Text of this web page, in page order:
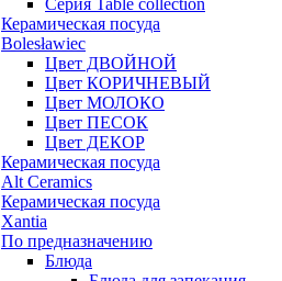
Керамическая посуда
Bolesławiec
Цвет ДВОЙНОЙ
Цвет КОРИЧНЕВЫЙ
Цвет МОЛОКО
Цвет ПЕСОК
Цвет ДЕКОР
Керамическая посуда
Alt Ceramics
Керамическая посуда
Xantia
По предназначению
Блюда